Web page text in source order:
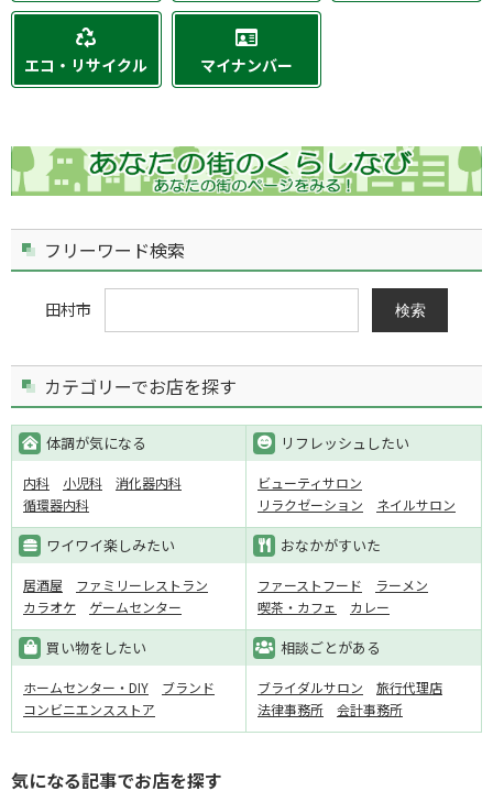
エコ・リサイクル マイナンバー
フリーワード検索
田村市 検索
カテゴリーでお店を探す
体調が気になる
内科 小児科
消化器内科
循環器内科
リフレッシュしたい
ビューティサロン
リラクゼーション
ネイルサロン
ワイワイ楽しみたい
居酒屋
ファミリーレストラン
カラオケ
ゲームセンター
おなかがすいた
ファーストフード
ラーメン
喫茶・カフェ
カレー
買い物をしたい
ホームセンター・DIY
ブランド
コンビニエンスストア
相談ごとがある
ブライダルサロン
旅行代理店
法律事務所
会計事務所
気になる記事でお店を探す